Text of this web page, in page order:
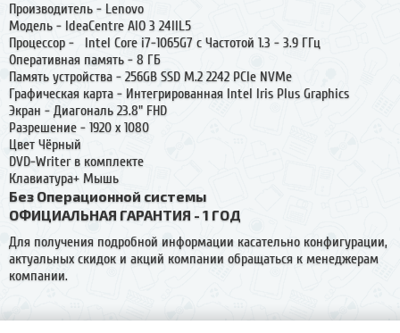
Производитель - Lenovo
Модель - IdeaCentre AIO 3 24IIL5
Процессор - Intel Core i7-1065G7 с Частотой 1.3 - 3.9 ГГц
Оперативная память - 8 ГБ
Память устройства - 256GB SSD M.2 2242 PCIe NVMe
Графическая карта - Интегрированная Intel Iris Plus Graphics
Экран - Диагональ 23.8" FHD
Разрешение - 1920 x 1080
Цвет Чёрный
DVD-Writer в комплекте
Клавиатура+ Мышь
Без Операционной системы
ОФИЦИАЛЬНАЯ ГАРАНТИЯ - 1 ГОД
Для получения подробной информации касательно конфигурации,
актуальных скидок и акций компании обращаться к менеджерам
компании.